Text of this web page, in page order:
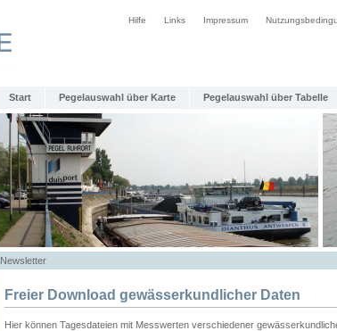
Hilfe Links Impressum
Start Pegelauswahl über Karte Pegelauswahl über Tabelle
Newsletter
Freier Download gewässerkundlicher Daten
Hier können Tagesdateien mit Messwerten verschiedener